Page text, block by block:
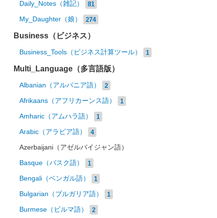
Daily_Notes（雑記） 81
My_Daughter（娘） 274
Business（ビジネス）
Business_Tools（ビジネス計算ツール） 1
Multi_Language（多言語版）
Albanian（アルバニア語） 2
Afrikaans（アフリカーンス語） 1
Amharic（アムハラ語） 1
Arabic（アラビア語） 4
Azerbaijani（アゼルバイジャン語）
Basque（バスク語） 1
Bengali（ベンガル語） 1
Bulgarian（ブルガリア語） 1
Burmese（ビルマ語） 2